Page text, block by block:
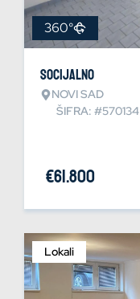
360°
Socijalno
NOVI SAD
ŠIFRA: #570134
€61.800
Lokali